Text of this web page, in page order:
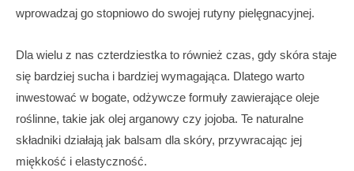
wprowadzaj go stopniowo do swojej rutyny pielęgnacyjnej.
Dla wielu z nas czterdziestka to również czas, gdy skóra staje
się bardziej sucha i bardziej wymagająca. Dlatego warto
inwestować w bogate, odżywcze formuły zawierające oleje
roślinne, takie jak olej arganowy czy jojoba. Te naturalne
składniki działają jak balsam dla skóry, przywracając jej
miękkość i elastyczność.